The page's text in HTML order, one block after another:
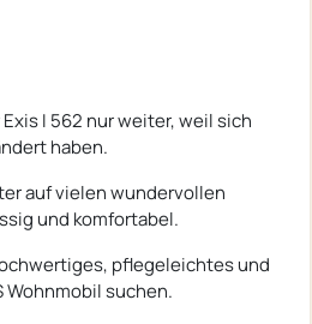
I 562 nur weiter, weil sich
haben.
auf vielen wundervollen
und komfortabel.
pflegeleichtes und
Wohnmobil suchen.